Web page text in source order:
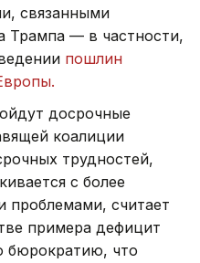
связанными
Трампа — в частности,
пошлин
досрочные
коалиции
трудностей,
с более
проблемами, считает
примера дефицит
бюрократию, что